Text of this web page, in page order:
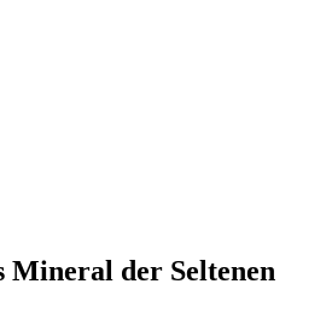
Mineral der Seltenen